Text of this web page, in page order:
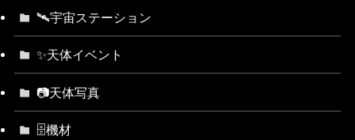
🛰宇宙ステーション
✨天体イベント
📷天体写真
🗄機材